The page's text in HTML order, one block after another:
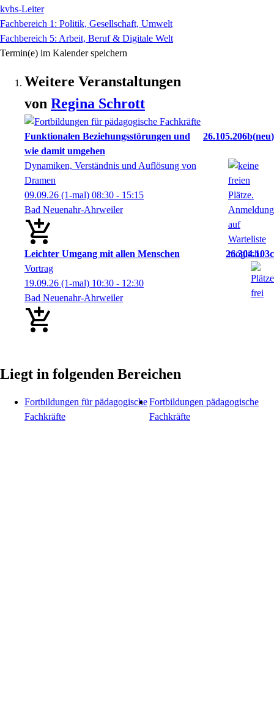
kvhs-Leiter
Fachbereich 1: Politik, Gesellschaft, Umwelt
Fachbereich 5: Arbeit, Beruf & Digitale Welt
Termin(e) im Kalender speichern
Weitere Veranstaltungen
von Regina Schrott
Funktionalen Beziehungsstörungen und
wie damit umgehen
26.105.206b neu
Dynamiken, Verständnis und Auflösung von
Dramen
09.09.26 (1-mal) 08:30 - 15:15
Bad Neuenahr-Ahrweiler
Leichter Umgang mit allen Menschen
26.304.103c
Vortrag
19.09.26 (1-mal) 10:30 - 12:30
Bad Neuenahr-Ahrweiler
Liegt in folgenden Bereichen
Fortbildungen für pädagogische
Fachkräfte
Fortbildungen pädagogische
Fachkräfte